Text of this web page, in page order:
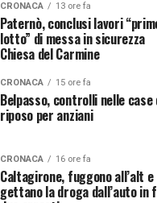
CRONACA 13 ore fa
Paternò, conclusi lavori
lotto” di messa in sicurezza
Chiesa del Carmine
CRONACA 15 ore fa
Belpasso, controlli nelle case
riposo per anziani
CRONACA 16 ore fa
Caltagirone, fuggono all’alt e
gettano la droga dall’auto in